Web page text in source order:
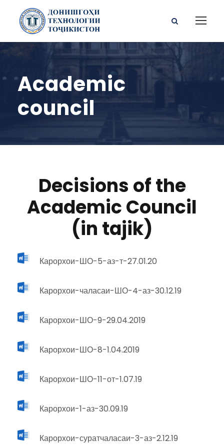
Academic
council
Decisions of the
Academic Council
(in tajik)
Карорхои-ШО-5-аз-т-27.01.20
Карорхои-чаласаи-ШО-4-аз-30.12.19
Карорхои-ШО-9-29.04.2019
Карорхои-ШО-8-1.04.2019
Карорхои-ШО-11-от-1.07.19
Карорхои-1-аз-30.09.19
Карорхои-суратчаласаи-3-аз-2.12.19